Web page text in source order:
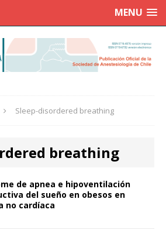
MENU
Sleep-disordered breathing
breathing
de apnea e hipoventilación
del sueño en obesos en
no cardíaca